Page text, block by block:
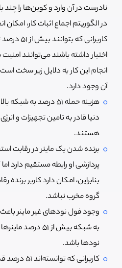
نادرست در آن وارد و کوین‌ها را چند
در الگوریتم اجماع اثبات کار، امکان
کاربرانی
اختیار داشته باشند می‌توانند امنیت
انجام این کار به دلایل زیر سخت
آن وجود دارد.
هزینه حمله 51 درصد به
دنیا قادر به تامین تجهیزات و
هستند.
برنده شدن یک ماینر در رقابت
پردازشی او رابطه مستقیم دارد
بنابراین، امکان دارد کاربر برنده
گروه مخرب نباشد.
وجود فول نودهای غیر ماینر
نودها باشد.
کاربرانی که